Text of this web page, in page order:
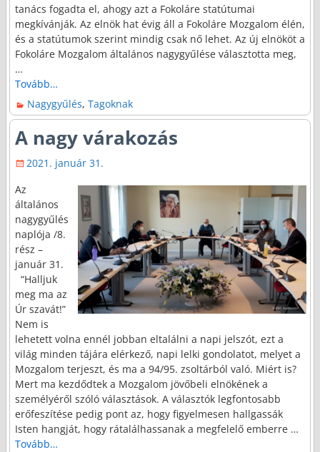
tanács fogadta el, ahogy azt a Fokoláre statútumai
megkívánják. Az elnök hat évig áll a Fokoláre Mozgalom élén,
és a statútumok szerint mindig csak nő lehet. Az új elnököt a
Fokoláre Mozgalom általános nagygyűlése választotta meg,
…
Tovább…
Nagygyűlés,Tagoknak
A nagy várakozás
2021. január 31.
Az
általános
nagygyűlés
naplója /8.
rész –
január 31.
“Halljuk
meg ma az
Úr szavát!”
Nem is
lehetett volna ennél jobban eltalálni a napi jelszót, ezt a
világ minden tájára elérkező, napi lelki gondolatot, melyet a
Mozgalom terjeszt, és ma a 94/95. zsoltárból való. Miért is?
Mert ma kezdődtek a Mozgalom jövőbeli elnökének a
személyéről szóló választások. A választók legfontosabb
erőfeszítése pedig pont az, hogy figyelmesen hallgassák
Isten hangját, hogy rátalálhassanak a megfelelő emberre …
Tovább…